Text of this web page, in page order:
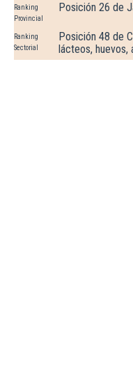
Ranking
Provincial
Posición 26 de
Ranking
Sectorial
Posición 48 de
lácteos,